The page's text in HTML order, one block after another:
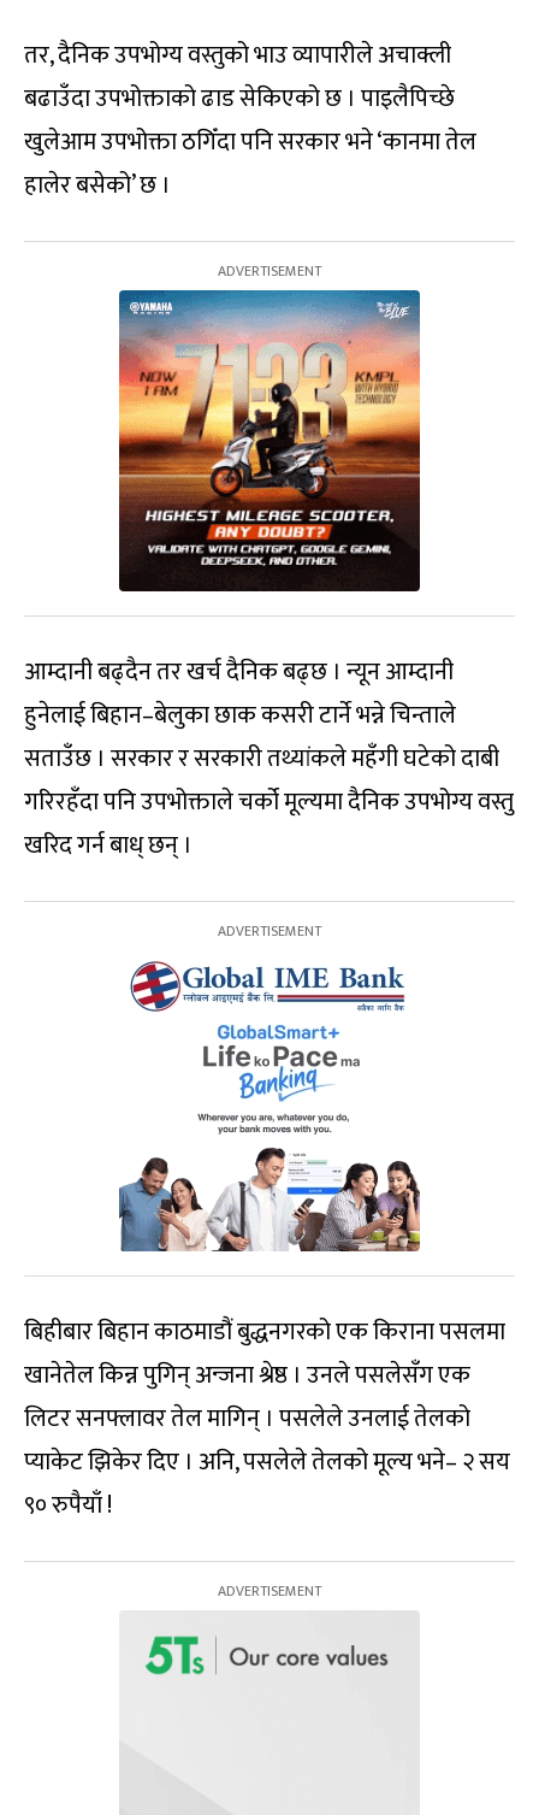
तर, दैनिक उपभोग्य वस्तुको भाउ व्यापारीले अचाक्ली
बढाउँदा उपभोक्ताको ढाड सेकिएको छ । पाइलैपिच्छे
खुलेआम उपभोक्ता ठगिँदा पनि सरकार भने ‘कानमा तेल
हालेर बसेको’ छ ।
आम्दानी बढ्दैन तर खर्च दैनिक बढ्छ । न्यून आम्दानी
हुनेलाई बिहान–बेलुका छाक कसरी टार्ने भन्ने चिन्ताले
सताउँछ । सरकार र सरकारी तथ्यांकले महँगी घटेको दाबी
गरिरहँदा पनि उपभोक्ताले चर्को मूल्यमा दैनिक उपभोग्य वस्तु
खरिद गर्न बाध् छन् ।
बिहीबार बिहान काठमाडौं बुद्धनगरको एक किराना पसलमा
खानेतेल किन्न पुगिन् अन्जना श्रेष्ठ । उनले पसलेसँग एक
लिटर सनफ्लावर तेल मागिन् । पसलेले उनलाई तेलको
प्याकेट झिकेर दिए । अनि, पसलेले तेलको मूल्य भने– २ सय
९० रुपैयाँ !